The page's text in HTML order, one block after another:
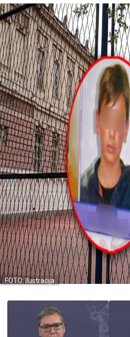
FOTO: Ilustracija